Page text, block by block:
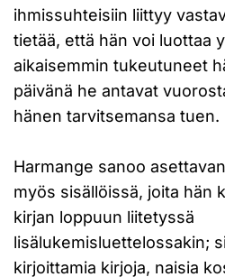
ihmissuhteisiin liittyy
tietää, että hän voi luottaa
aikaisemmin tukeutuneet
päivänä he antavat
hänen tarvitsemansa tuen.
Harmange sanoo
myös sisällöissä, joita hän
kirjan loppuun liitetyssä
lisälukemisluettelossakin;
kirjoittamia kirjoja, naisia